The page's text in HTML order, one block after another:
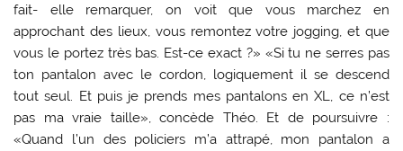
fait- elle remarquer, on voit que vous marchez en
approchant des lieux, vous remontez votre jogging, et que
vous le portez très bas. Est-ce exact ?» «Si tu ne serres pas
ton pantalon avec le cordon, logiquement il se descend
tout seul. Et puis je prends mes pantalons en XL, ce n’est
pas ma vraie taille», concède Théo. Et de poursuivre :
«Quand l’un des policiers m’a attrapé, mon pantalon a